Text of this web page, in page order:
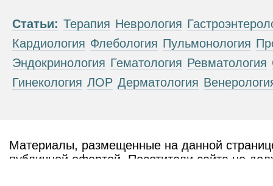
Статьи: Терапия Неврология
Кардиология Флебология Пульмонология
Эндокринология Гематология Ревматология
Гинекология ЛОР Дерматология
Материалы, размещенные на данной
публичной офертой. Посетители сайта не